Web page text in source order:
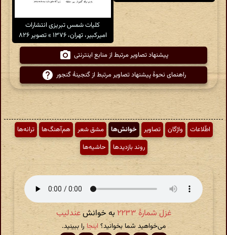
کلیات شمس تبریزی انتشارات
امیرکبیر، تهران، ۱۳۷۶ » تصویر ۸۲۶
پیشنهاد تصاویر مرتبط از منابع اینترنتی
راهنمای نحوهٔ پیشنهاد تصاویر مرتبط از گنجینهٔ گنجور
اطّلاعات واژگان تصاویر خوانش‌ها مشق شعر هم‌آهنگ‌ها
ترانه‌ها
روند بازدیدها
حاشیه‌ها
غزل شمارهٔ ۲۲۳۳ به خوانشعندلیب
می‌خواهید شما بخوانید؟ اینجا را ببینید.